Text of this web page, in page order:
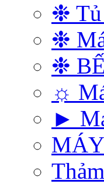
❉ Tủ
❉
❉
☼
►